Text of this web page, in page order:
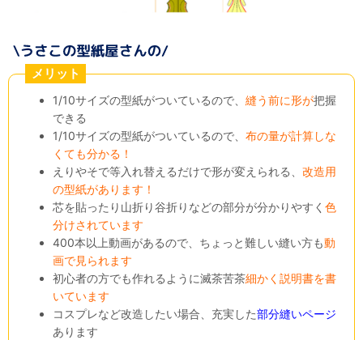
メリット
1/10サイズの型紙がついているので、縫う前に形が把握
できる
1/10サイズの型紙がついているので、布の量が計算しな
くても分かる！
えりやそで等入れ替えるだけで形が変えられる、改造用
の型紙があります！
芯を貼ったり山折り谷折りなどの部分が分かりやすく色
分けされています
400本以上動画があるので、ちょっと難しい縫い方も動
画で見られます
初心者の方でも作れるように滅茶苦茶細かく説明書を書
いています
コスプレなど改造したい場合、充実した部分縫いページ
あります